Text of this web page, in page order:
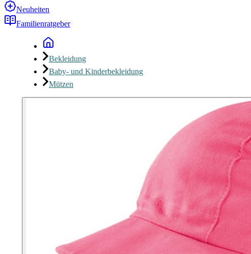
Neuheiten
Familienratgeber
Bekleidung
Baby- und Kinderbekleidung
Mützen